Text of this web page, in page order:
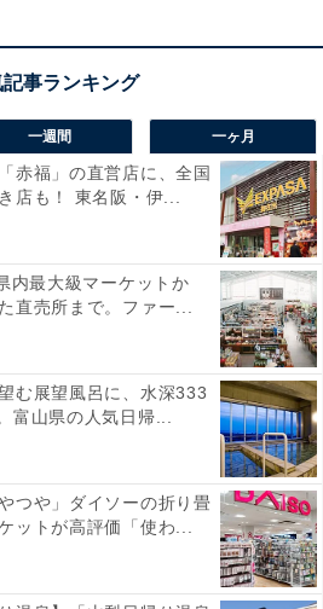
一週間 一ヶ月
赤福」の直営店に、全国
店も！ 東名阪・伊...
内最大級マーケットか
直売所まで。ファー...
む展望風呂に、水深333
富山県の人気日帰...
つや」ダイソーの折り畳
ットが高評価「使わ...